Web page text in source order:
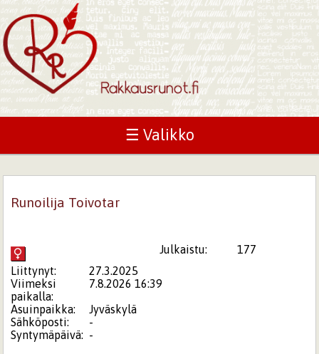
☰ Valikko
Runoilija Toivotar
Julkaistu:
177
Liittynyt:
27.3.2025
Viimeksi
paikalla:
7.8.2026 16:39
Asuinpaikka:
Jyväskylä
Sähköposti:
-
Syntymäpäivä: -